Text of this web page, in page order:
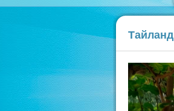
Тайланд